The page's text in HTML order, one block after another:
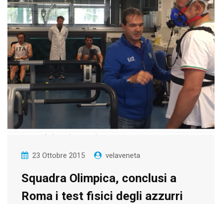
23 Ottobre 2015 velaveneta
Squadra Olimpica, conclusi a
Roma i test fisici degli azzurri